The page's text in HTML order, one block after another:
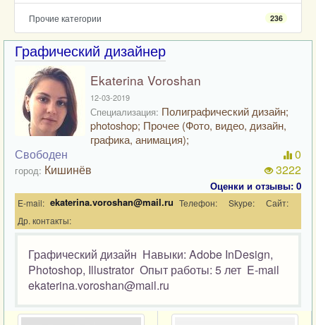
Прочие категории 236
Графический дизайнер
Ekaterina Voroshan
12-03-2019
Специализация: Полиграфический дизайн;
photoshop; Прочее (Фото, видео, дизайн,
графика, анимация);
Свободен
город: Кишинёв
0
3222
Оценки и отзывы: 0
E-mail: ekaterina.voroshan@mail.ru Телефон: Skype:
Сайт:
Др. контакты:
Графический дизайн Навыки: Adobe InDesign,
Photoshop, Illustrator Опыт работы: 5 лет E-mail
ekaterina.voroshan@mail.ru